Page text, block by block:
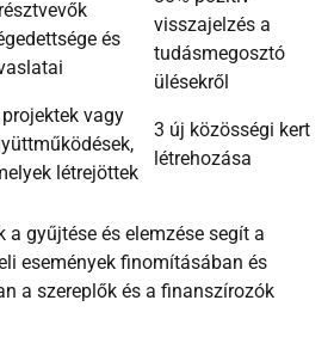
és
visszajelzés a
tudásmegosztó
ülésekről
projektek vagy
létrejöttek
3 új közösségi kert
létrehozása
a gyűjtése és elemzése segít a
események finomításában és
a szereplők és a finanszírozók